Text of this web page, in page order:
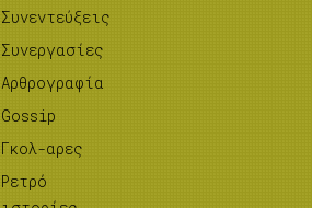
Συνεντεύξεις
Συνεργασίες
Αρθρογραφία
Gossip
Γκολ-αρες
Ρετρό